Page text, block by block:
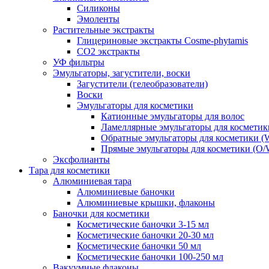
Силиконы
Эмоленты
Растительные экстракты
Глицериновые экстракты Cosme-phytamis
СО2 экстракты
УФ фильтры
Эмульгаторы, загустители, воски
Загустители (гелеобразователи)
Воски
Эмульгаторы для косметики
Катионные эмульгаторы для волос
Ламеллярные эмульгаторы для
Обратные эмульгаторы для косметики
Прямые эмульгаторы для косметики (O/
Эксфолианты
Тара для косметики
Алюминиевая тара
Алюминиевые баночки
Алюминиевые крышки, флаконы
Баночки для косметики
Косметические баночки 3-15 мл
Косметические баночки 20-30 мл
Косметические баночки 50 мл
Косметические баночки 100-250 мл